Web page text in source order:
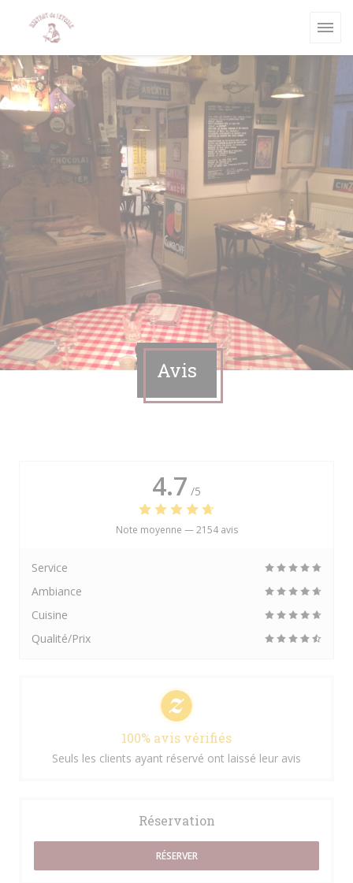
Avis
4.7 /5
Note moyenne —2154 avis
Service
Ambiance
Cuisine
Qualité/Prix
100% avis vérifiés
Seuls les clients ayant réservé ont laissé leur avis
Réservation
RÉSERVER